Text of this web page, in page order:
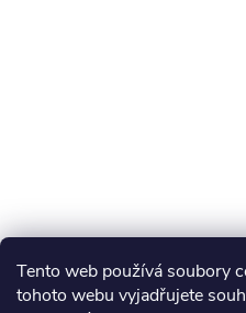
Tento web používá soubory
tohoto webu vyjadřujete